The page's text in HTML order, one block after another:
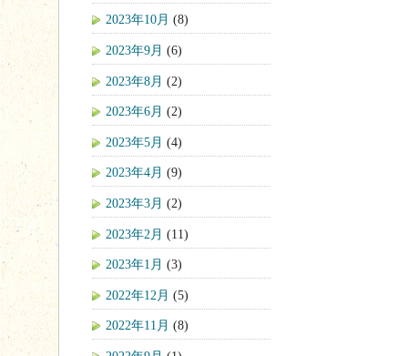
2023年10月 (8)
2023年9月 (6)
2023年8月 (2)
2023年6月 (2)
2023年5月 (4)
2023年4月 (9)
2023年3月 (2)
2023年2月 (11)
2023年1月 (3)
2022年12月 (5)
2022年11月 (8)